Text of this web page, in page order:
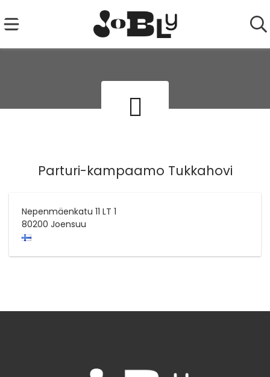
Parturi-kampaamo Tukkahovi
Nepenmäenkatu 11 LT 1
80200 Joensuu